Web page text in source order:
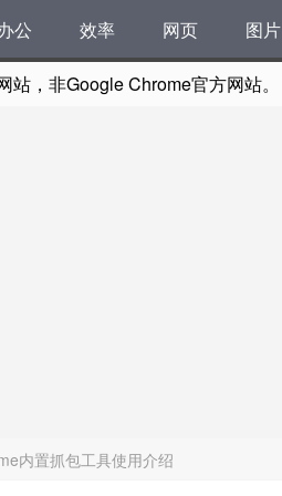
公 效率 网页 图片
，非Google Chrome官方网站。
内置抓包工具使用介绍